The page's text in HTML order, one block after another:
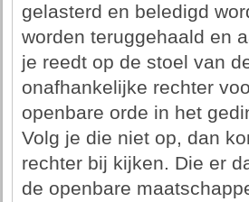
gelasterd en beledigd
worden teruggehaald en
je reedt op de stoel van
onafhankelijke rechter
openbare orde in het
Volg je die niet op, dan
rechter bij kijken. Die er
de openbare